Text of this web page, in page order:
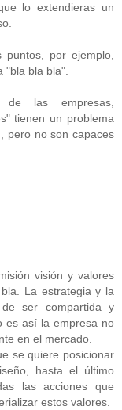
lo extendieras un
por ejemplo,
"bla bla bla".
las empresas,
tienen un problema
pero no son capaces
visión y valores
La estrategia y la
ser compartida y
es así la empresa no
en el mercado.
se quiere posicionar
hasta el último
las acciones que
estos valores.